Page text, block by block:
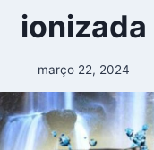
ionizada
março 22, 2024